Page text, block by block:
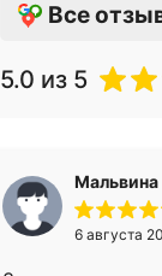
Все
5.0 из 5
Мальвина
6 августа